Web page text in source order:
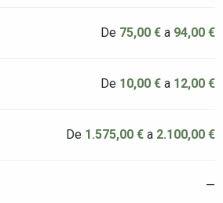
De 75,00 € a 94,00 €
De 10,00 € a 12,00 €
De 1.575,00 € a 2.100,00 €
—